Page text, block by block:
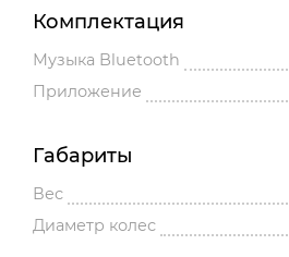
Комплектация
Музыка Bluetooth
Приложение
Габариты
Вес
Диаметр колес